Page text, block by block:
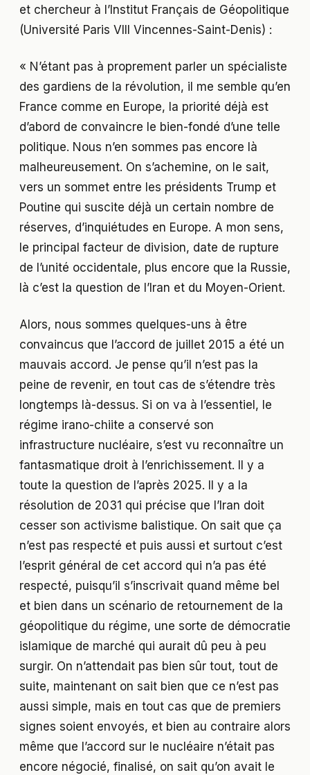
et chercheur à l’Institut Français de Géopolitique
(Université Paris VIII Vincennes-Saint-Denis) :
« N’étant pas à proprement parler un spécialiste
des gardiens de la révolution, il me semble qu’en
France comme en Europe, la priorité déjà est
d’abord de convaincre le bien-fondé d’une telle
politique. Nous n’en sommes pas encore là
malheureusement. On s’achemine, on le sait,
vers un sommet entre les présidents Trump et
Poutine qui suscite déjà un certain nombre de
réserves, d’inquiétudes en Europe. A mon sens,
le principal facteur de division, date de rupture
de l’unité occidentale, plus encore que la Russie,
là c’est la question de l’Iran et du Moyen-Orient.
Alors, nous sommes quelques-uns à être
convaincus que l’accord de juillet 2015 a été un
mauvais accord. Je pense qu’il n’est pas la
peine de revenir, en tout cas de s’étendre très
longtemps là-dessus. Si on va à l’essentiel, le
régime irano-chiite a conservé son
infrastructure nucléaire, s’est vu reconnaître un
fantasmatique droit à l’enrichissement. Il y a
toute la question de l’après 2025. Il y a la
résolution de 2031 qui précise que l’Iran doit
cesser son activisme balistique. On sait que ça
n’est pas respecté et puis aussi et surtout c’est
l’esprit général de cet accord qui n’a pas été
respecté, puisqu’il s’inscrivait quand même bel
et bien dans un scénario de retournement de la
géopolitique du régime, une sorte de démocratie
islamique de marché qui aurait dû peu à peu
surgir. On n’attendait pas bien sûr tout, tout de
suite, maintenant on sait bien que ce n’est pas
aussi simple, mais en tout cas que de premiers
signes soient envoyés, et bien au contraire alors
même que l’accord sur le nucléaire n’était pas
encore négocié, finalisé, on sait qu’on avait le